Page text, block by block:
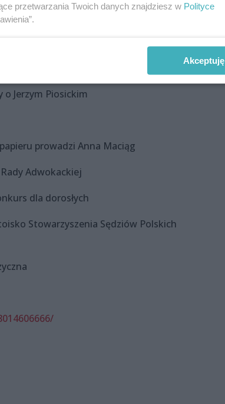
Jagoda Ratajczak. Debatę
wyższe (nie) są potrzebne do pisania
Prowadzi Hanna Łozowska
Jerzym Piosickim
prowadzi Anna Maciąg
Adwokackiej
dla dorosłych
Stowarzyszenia Sędziów Polskich
przetwarzania Twoich danych znajdziesz w Polityce
Akceptuję